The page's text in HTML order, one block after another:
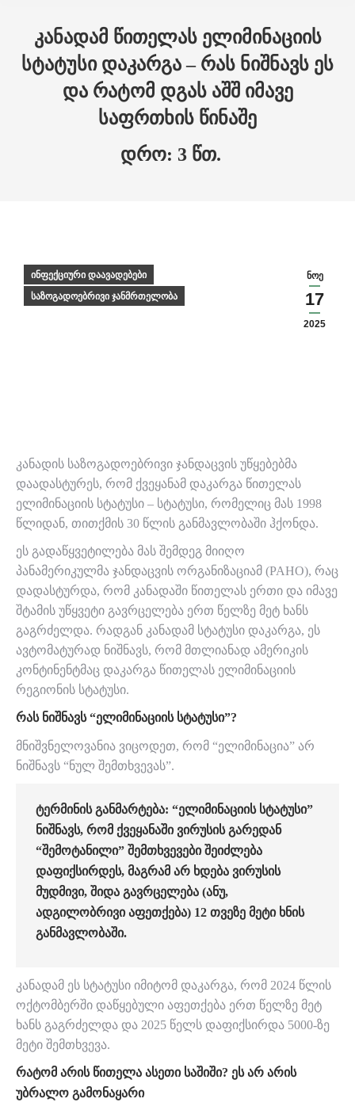
კანადამ წითელას ელიმინაციის
სტატუსი დაკარგა – რას ნიშნავს ეს
და რატომ დგას აშშ იმავე
საფრთხის წინაშე
ნოე
17
2025
ინფექციური დაავადებები
საზოგადოებრივი ჯანმრთელობა
კანადის საზოგადოებრივი ჯანდაცვის უწყებებმა
დაადასტურეს, რომ ქვეყანამ დაკარგა წითელას
ელიმინაციის სტატუსი – სტატუსი, რომელიც მას 1998
წლიდან, თითქმის 30 წლის განმავლობაში ჰქონდა.
ეს გადაწყვეტილება მას შემდეგ მიიღო
პანამერიკულმა ჯანდაცვის ორგანიზაციამ (PAHO), რაც
დადასტურდა, რომ კანადაში წითელას ერთი და იმავე
შტამის უწყვეტი გავრცელება ერთ წელზე მეტ ხანს
გაგრძელდა. რადგან კანადამ სტატუსი დაკარგა, ეს
ავტომატურად ნიშნავს, რომ მთლიანად ამერიკის
კონტინენტმაც დაკარგა წითელას ელიმინაციის
რეგიონის სტატუსი.
ᲠᲐᲡ ᲜᲘᲨᲜᲐᲕᲡ “ᲔᲚᲘᲛᲘᲜᲐᲪᲘᲘᲡ ᲡᲢᲐᲢᲣᲡᲘ”?
მნიშვნელოვანია ვიცოდეთ, რომ “ელიმინაცია” არ
ნიშნავს “ნულ შემთხვევას”.
ᲢᲔᲠᲛᲘᲜᲘᲡ ᲒᲐᲜᲛᲐᲠᲢᲔᲑᲐ: “ᲔᲚᲘᲛᲘᲜᲐᲪᲘᲘᲡ ᲡᲢᲐᲢᲣᲡᲘ”
ᲜᲘᲨᲜᲐᲕᲡ, ᲠᲝᲛ ᲥᲕᲔᲧᲐᲜᲐᲨᲘ ᲕᲘᲠᲣᲡᲘᲡ ᲒᲐᲠᲔᲓᲐᲜ
“ᲨᲔᲛᲝᲢᲐᲜᲘᲚᲘ” ᲨᲔᲛᲗᲮᲕᲔᲕᲔᲑᲘ ᲨᲔᲘᲫᲚᲔᲑᲐ
ᲓᲐᲤᲘᲥᲡᲘᲠᲓᲔᲡ, ᲛᲐᲒᲠᲐᲛ ᲐᲠ ᲮᲓᲔᲑᲐ ᲕᲘᲠᲣᲡᲘᲡ
ᲛᲣᲓᲛᲘᲕᲘ, ᲨᲘᲓᲐ ᲒᲐᲕᲠᲪᲔᲚᲔᲑᲐ (ᲐᲜᲣ,
ᲐᲓᲒᲘᲚᲝᲑᲠᲘᲕᲘ ᲐᲤᲔᲗᲥᲔᲑᲐ) 12 ᲗᲕᲔᲖᲔ ᲛᲔᲢᲘ ᲮᲜᲘᲡ
ᲒᲐᲜᲛᲐᲕᲚᲝᲑᲐᲨᲘ.
კანადამ ეს სტატუსი იმიტომ დაკარგა, რომ 2024 წლის
ოქტომბერში დაწყებული აფეთქება ერთ წელზე მეტ
ხანს გაგრძელდა და 2025 წელს დაფიქსირდა 5000-ზე
მეტი შემთხვევა.
ᲠᲐᲢᲝᲛ ᲐᲠᲘᲡ ᲬᲘᲗᲔᲚᲐ ᲐᲡᲔᲗᲘ ᲡᲐᲨᲘᲨᲘ? ᲔᲡ ᲐᲠ ᲐᲠᲘᲡ
ᲣᲑᲠᲐᲚᲝ ᲒᲐᲛᲝᲜᲐᲧᲐᲠᲘ